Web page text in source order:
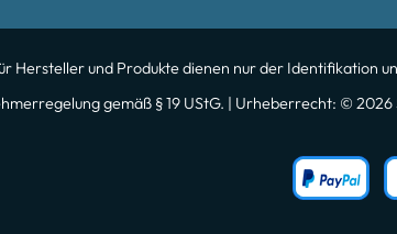
und Produkte dienen nur der Identifikation
gemäß § 19 UStG. | Urheberrecht: ©